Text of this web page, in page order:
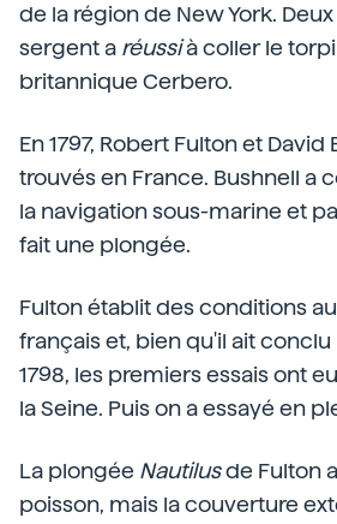
de la région de New York.
sergent a réussià coller le
britannique Cerbero.
En 1797, Robert Fulton et
trouvés en France. Bushnell a
la navigation sous-marine et
fait une plongée.
Fulton établit des conditions
français et, bien qu'il ait
1798, les premiers essais ont
la Seine. Puis on a essayé en
La plongée Nautilusde Fulton
poisson, mais la couverture